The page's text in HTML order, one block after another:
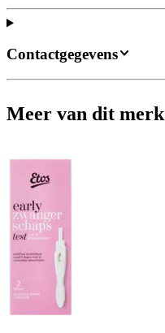
Contactgegevens
Meer van dit merk